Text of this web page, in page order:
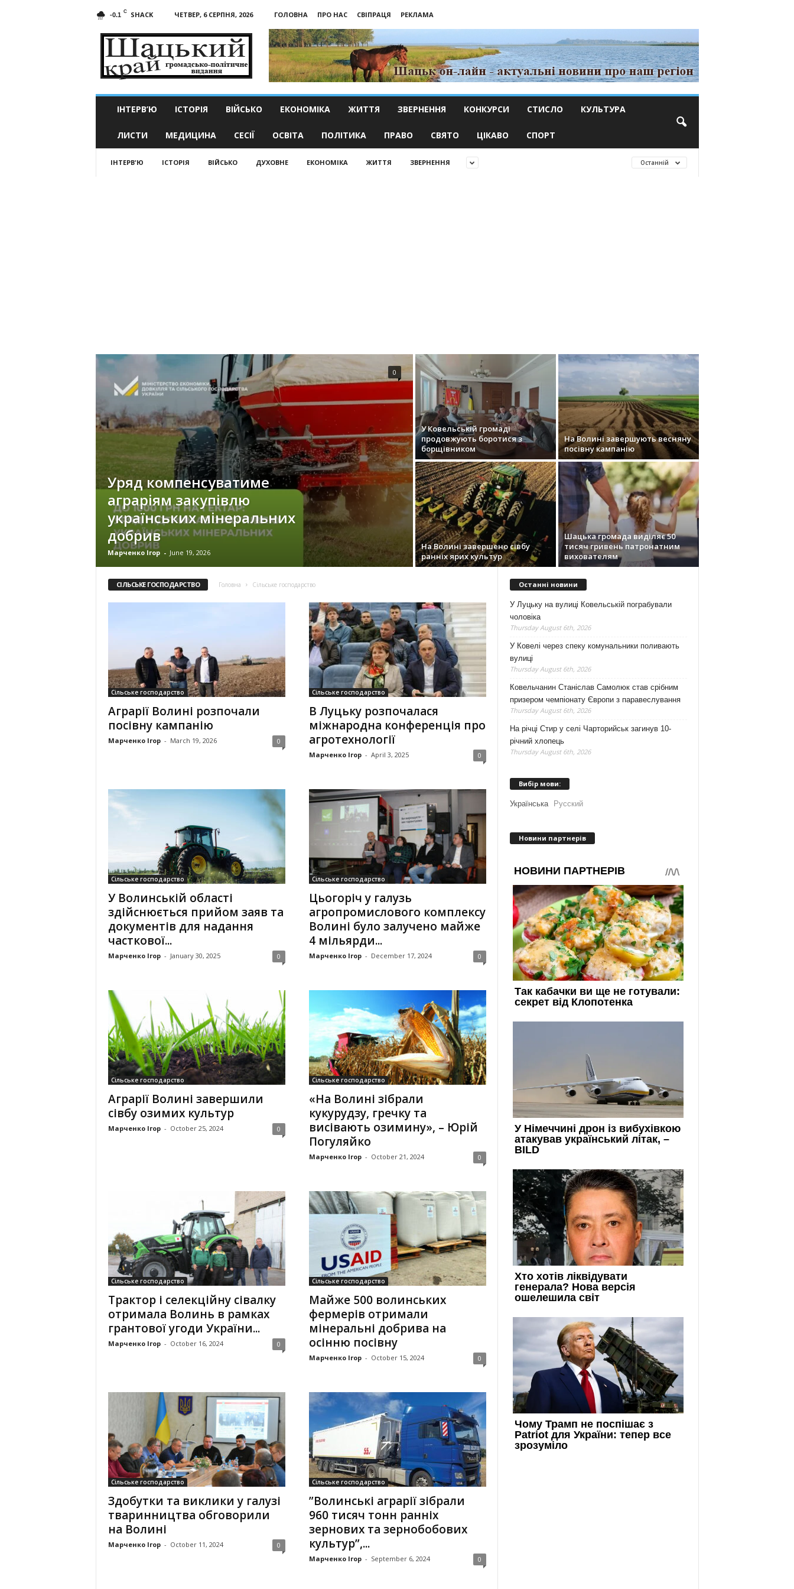
-0.1 C SHACK ЧЕТВЕР, 6 СЕРПНЯ, 2026 ГОЛОВНА ПРО НАС СВІПРАЦЯ
РЕКЛАМА
край
ІНТЕРВ’Ю ІСТОРІЯ ВІЙСЬКО ЕКОНОМІКА ЖИТТЯ ЗВЕРНЕННЯ КОНКУРСИ СТИСЛО КУЛЬТУРА
ЛИСТИ МЕДИЦИНА СЕСІЇ ОСВІТА ПОЛІТИКА ПРАВО СВЯТО ЦІКАВО СПОРТ
ІНТЕРВ'Ю ІСТОРІЯ ВІЙСЬКО ДУХОВНЕ ЕКОНОМІКА ЖИТТЯ ЗВЕРНЕННЯ Останній
Уряд компенсуватиме
аграріям закупівлю
українських мінеральних
добрив
Марченко Ігор - June 19, 2026
0
У Ковельській громаді
продовжують боротися з
борщівником
На Волині завершують весняну
посівну кампанію
На Волині завершено сівбу
ранніх ярих культур
Шацька громада виділяє 50
тисяч гривень патронатним
вихователям
СІЛЬСЬКЕ ГОСПОДАРСТВО Головна Сільське господарство
Сільське господарство
Аграрії Волині розпочали
посівну кампанію
Марченко Ігор - March 19, 2026 0
Сільське господарство
В Луцьку розпочалася
міжнародна конференція про
агротехнології
Марченко Ігор - April 3, 2025 0
Сільське господарство
У Волинській області
здійснюється прийом заяв та
документів для надання
часткової...
Марченко Ігор - January 30, 2025 0
Сільське господарство
Цьогоріч у галузь
агропромислового комплексу
Волині було залучено майже
4 мільярди...
Марченко Ігор - December 17, 2024 0
Сільське господарство
Аграрії Волині завершили
сівбу озимих культур
Марченко Ігор - October 25, 2024 0
Сільське господарство
«На Волині зібрали
кукурудзу, гречку та
висівають озимину», – Юрій
Погуляйко
Марченко Ігор - October 21, 2024 0
Сільське господарство
Трактор і селекційну сівалку
отримала Волинь в рамках
грантової угоди України...
Марченко Ігор - October 16, 2024 0
Сільське господарство
Майже 500 волинських
фермерів отримали
мінеральні добрива на
осінню посівну
Марченко Ігор - October 15, 2024 0
Сільське господарство
Здобутки та виклики у галузі
тваринництва обговорили
на Волині
Марченко Ігор - October 11, 2024 0
Сільське господарство
”Волинські аграрії зібрали
960 тисяч тонн ранніх
зернових та зернобобових
культур”,...
Марченко Ігор - September 6, 2024 0
Останні новини
У Луцьку на вулиці Ковельській пограбували
чоловіка
Thursday August 6th, 2026
У Ковелі через спеку комунальники поливають
вулиці
Thursday August 6th, 2026
Ковельчанин Станіслав Самолюк став срібним
призером чемпіонату Європи з паравеслування
Thursday August 6th, 2026
На річці Стир у селі Чарторийськ загинув 10-
річний хлопець
Thursday August 6th, 2026
Вибір мови:
Українська Русский
Новини партнерів